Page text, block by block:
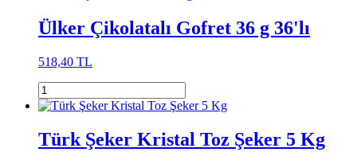
Ülker Çikolatalı Gofret 36 g 36'lı
518,40 TL
Türk Şeker Kristal Toz Şeker 5 Kg